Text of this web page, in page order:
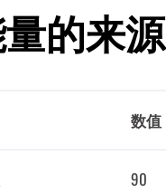
的来源
数值
90